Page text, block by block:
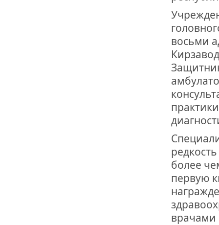
РОССИИ
восьми
более
первую
врачами